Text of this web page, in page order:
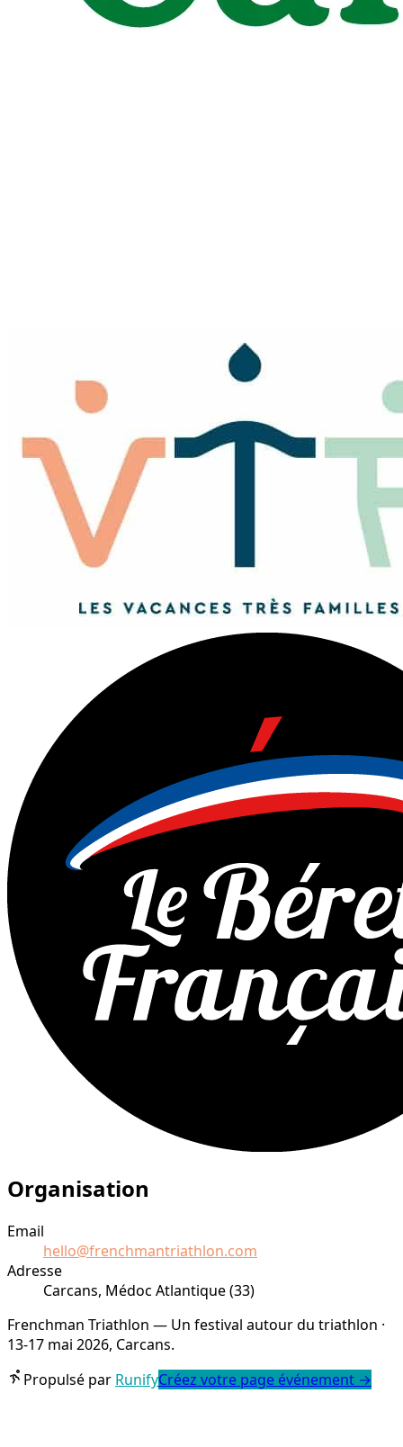
Organisation
Email
hello@frenchmantriathlon.com
Adresse
Carcans, Médoc Atlantique (33)
Frenchman Triathlon — Un festival autour du triathlon ·
13-17 mai 2026, Carcans.
Propulsé par RunifyCréez votre page événement →